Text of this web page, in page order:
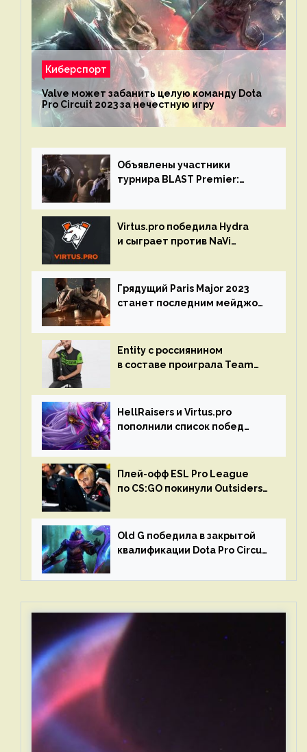
Киберспорт
Valve может забанить целую команду Dota
Pro Circuit 2023 за нечестную игру
Объявлены участники
турнира BLAST Premier:
Virtus.pro победила Hydra
и сыграет против NaVi
Грядущий Paris Major 2023
станет последним мейджор-
Entity с россиянином
в составе проиграла Team
HellRaisers и Virtus.pro
пополнили список побед
Плей-офф ESL Pro League
по CS:GO покинули Outsiders
Old G победила в закрытой
квалификации Dota Pro Circuit